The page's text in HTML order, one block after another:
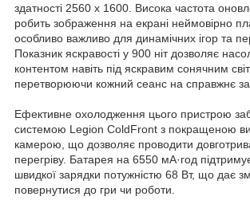
здатності 2560 x 1600. Висока частота
робить зображення на екрані неймовірно
особливо важливо для динамічних ігор та
Показник яскравості у 900 ніт дозволяє
контентом навіть під яскравим сонячним
перетворюючи кожний сеанс на справжнє
Ефективне охолодження цього пристрою
системою Legion ColdFront з покращеною
камерою, що дозволяє проводити
перегріву. Батарея на 6550 мА·год
швидкої зарядки потужністю 68 Вт, що дає
повернутися до гри чи роботи.